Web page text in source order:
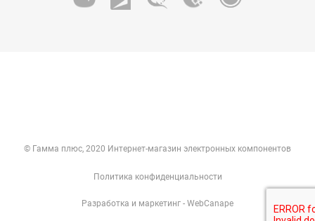
© Гамма плюс, 2020 Интернет-магазин электронных компонентов
Политика конфиденциальности
Разработка и маркетинг - WebCanape